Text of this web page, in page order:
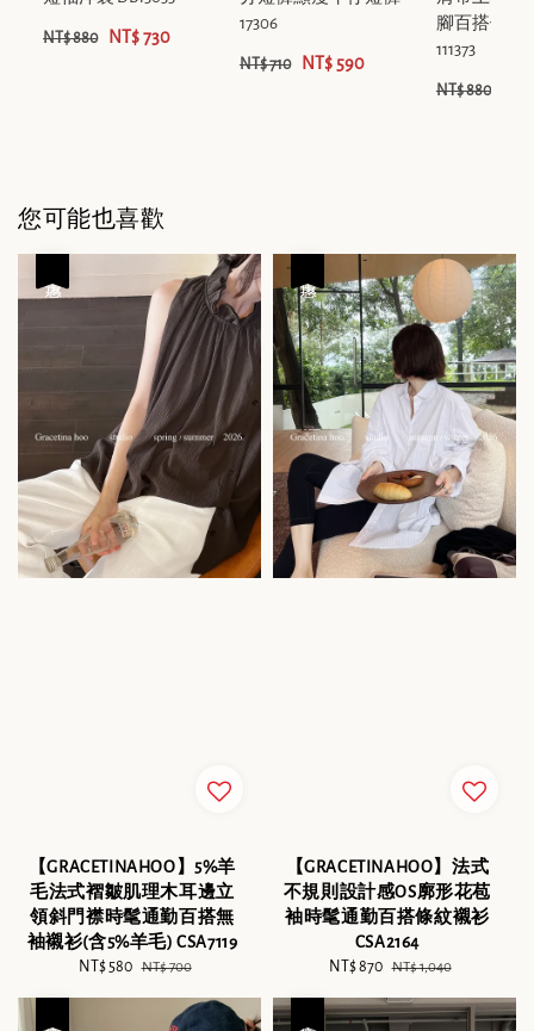
NT$ 880 NT$ 730
17306
NT$ 710 NT$ 590
腳百搭休閒
111373
NT$ 880
您可能也喜歡
【GRACETINAHOO】5%羊
毛法式褶皺肌理木耳邊立
領斜門襟時髦通勤百搭無
袖襯衫(含5%羊毛) CSA7119
Sale
NT$ 580 Regular
NT$ 700
【GRACETINAHOO】法式
不規則設計感OS廓形花苞
袖時髦通勤百搭條紋襯衫
CSA2164
Sale
NT$ 870 Regular
NT$ 1,040